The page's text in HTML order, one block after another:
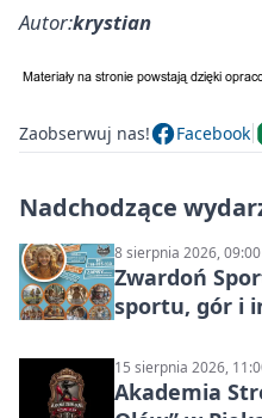
Autor:krystian
Zaobserwuj nas! Facebook
Nadchodzące
8 sierpnia 2026, 09:00
Zwardoń
sportu, gór i
15 sierpnia 2026,
Akademia